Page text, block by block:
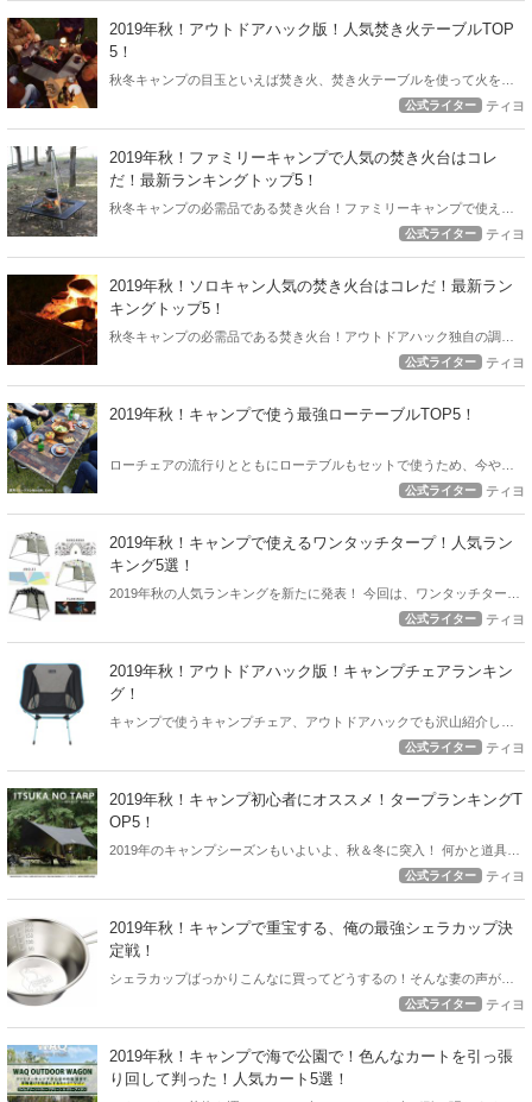
2019年秋！アウトドアハック版！人気焚き火テーブルTOP
5！
秋冬キャンプの目玉といえば焚き火、焚き火テーブルを使って火を囲
んで一家団欒や友人とのリラックスタイムは最高です。 そこで、これ
致します。
公式ライター ティヨ
2019年秋！ファミリーキャンプで人気の焚き火台はコレ
だ！最新ランキングトップ5！
秋冬キャンプの必需品である焚き火台！ファミリーキャンプで使える
人気の焚き火台をアウトドアハック独自の調査で徹底リサーチ！2019
公式ライター ティヨ
2019年秋！ソロキャン人気の焚き火台はコレだ！最新ラン
キングトップ5！
秋冬キャンプの必需品である焚き火台！アウトドアハック独自の調査
で徹底リサーチ！ 2019年秋！最新の人気焚き火台ランキング！
公式ライター ティヨ
2019年秋！キャンプで使う最強ローテーブルTOP5！
ローチェアの流行りとともにローテブルもセットで使うため、今やロ
ーテーブルの沢山の選択肢が出てきました。 今回は2019年秋！キャン
公式ライター ティヨ
2019年秋！キャンプで使えるワンタッチタープ！人気ラン
キング5選！
2019年秋の人気ランキングを新たに発表！ 今回は、ワンタッチタープ
公式ライター ティヨ
2019年秋！アウトドアハック版！キャンプチェアランキン
グ！
キャンプで使うキャンプチェア、アウトドアハックでも沢山紹介して
いますが、ここで2019年秋！最新版の人気チェアランキングを紹介し
公式ライター ティヨ
2019年秋！キャンプ初心者にオススメ！タープランキングT
OP5！
2019年のキャンプシーズンもいよいよ、秋＆冬に突入！ 何かと道具が
必要なキャンプ！できるだけ予算を押さえて一通りのギアを用意した
公式ライター ティヨ
2019年秋！キャンプで重宝する、俺の最強シェラカップ決
定戦！
シェラカップばっかりこんなに買ってどうするの！そんな妻の声が聞
こえてきそうな2019年秋。 とにかくキャンプで重宝した筆者のおすす
公式ライター ティヨ
2019年秋！キャンプで海で公園で！色んなカートを引っ張
り回して判った！人気カート5選！